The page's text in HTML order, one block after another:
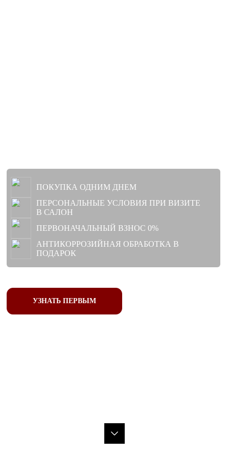
УЗНАТЬ ПЕРВЫМ
ПОКУПКА ОДНИМ ДНЕМ
ПЕРСОНАЛЬНЫЕ УСЛОВИЯ ПРИ ВИЗИТЕ
В САЛОН
ПЕРВОНАЧАЛЬНЫЙ ВЗНОС 0%
АНТИКОРРОЗИЙНАЯ ОБРАБОТКА В
ПОДАРОК